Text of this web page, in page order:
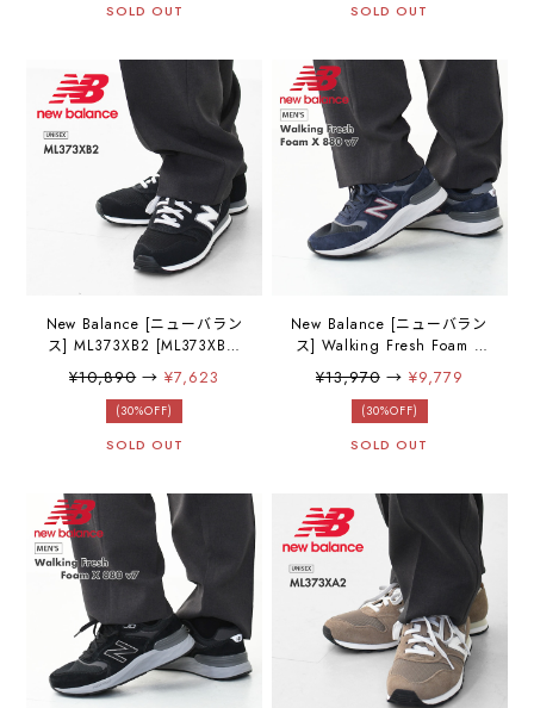
SOLD OUT SOLD OUT
New Balance [ニューバラン
ス] ML373XB2 [ML373XB2]
スニーカー・ランニングシ
ューズ・ユニセックスシュ
ーズ・ランニング・トレー
[2025AW]
¥10,890→¥7,623
(30%OFF)
SOLD OUT
New Balance [ニューバラン
ス] Walking Fresh Foam X
880 v7 [MW880BC7] ウォー
キングフレッシュフォーム
X 880 v7・スニーカー・ウ
グ・ウォーキングシュー
¥13,970→ ¥9,779
(30%OFF)
SOLD OUT